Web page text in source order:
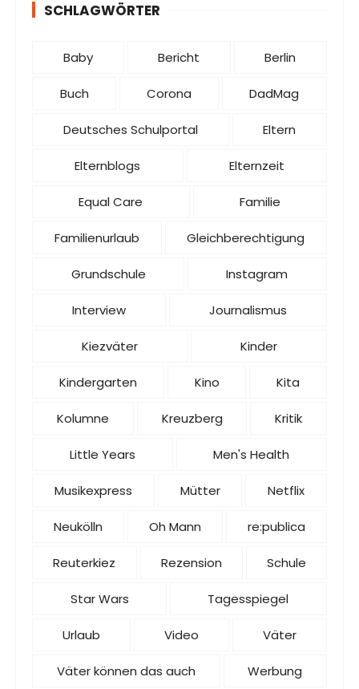
SCHLAGWÖRTER
Baby Bericht Berlin
Buch Corona DadMag
Deutsches Schulportal Eltern
Elternblogs Elternzeit
Equal Care Familie
Familienurlaub Gleichberechtigung
Grundschule Instagram
Interview Journalismus
Kiezväter Kinder
Kindergarten Kino Kita
Kolumne Kreuzberg Kritik
Little Years Men's Health
Musikexpress Mütter Netflix
Neukölln Oh Mann re:publica
Reuterkiez Rezension Schule
Star Wars Tagesspiegel
Urlaub Video Väter
Väter können das auch Werbung